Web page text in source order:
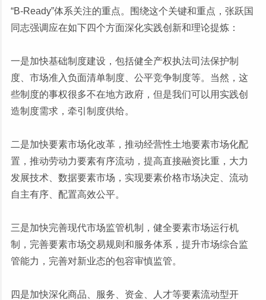
“B-Ready”体系关注的重点。围绕这个关键和重点，张跃国
同志强调应在如下四个方面深化实践创新和理论提炼：
一是加快基础制度建设，包括健全产权执法司法保护制
度、市场准入负面清单制度、公平竞争制度等。当然，这
些制度的事权很多不在地方政府，但是我们可以用实践创
造制度需求，牵引制度供给。
二是加快要素市场化改革，推动经营性土地要素市场化配
置，推动劳动力要素有序流动，提高直接融资比重，大力
发展技术、数据要素市场，实现要素价格市场决定、流动
自主有序、配置高效公平。
三是加快完善现代市场监管机制，健全要素市场运行机
制，完善要素市场交易规则和服务体系，提升市场综合监
管能力，完善对新业态的包容审慎监管。
四是加快深化商品、服务、资金、人才等要素流动型开